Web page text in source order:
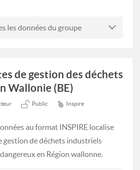
les données du groupe
de gestion des déchets
Wallonie (BE)
Public Inspire
au format INSPIRE localise
gestion de déchets industriels
en Région wallonne.